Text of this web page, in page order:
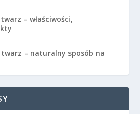
– właściwości,
twarz – naturalny sposób na